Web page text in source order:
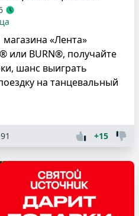
«Лента»
или BURN®, получайте
шанс выиграть
на танцевальный
+15